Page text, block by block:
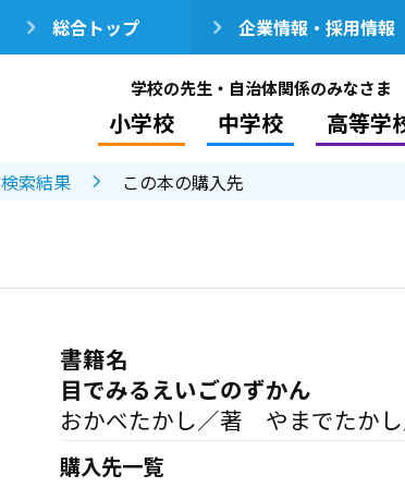
総合トップ 企業情報・採用情報
学校の先生・自治体関係のみなさま
小学校 中学校 高等学
検索結果 この本の購入先
書籍名
目でみるえいごのずかん
おかべたかし／著 やまでたか
購入先一覧